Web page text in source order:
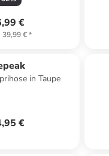
€
39,99 €*
in Taupe
€